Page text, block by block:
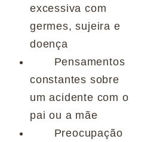
excessiva com
germes, sujeira e
doença
Pensamentos
constantes sobre
um acidente com o
pai ou a mãe
Preocupação